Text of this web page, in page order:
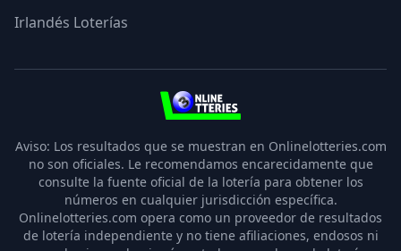
Irlandés Loterías
3
Aviso: Los resultados que se muestran en Onlinelotteries.com
no son oficiales. Le recomendamos encarecidamente que
consulte la fuente oficial de la lotería para obtener los
números en cualquier jurisdicción específica.
Onlinelotteries.com opera como un proveedor de resultados
de lotería independiente y no tiene afiliaciones, endosos ni